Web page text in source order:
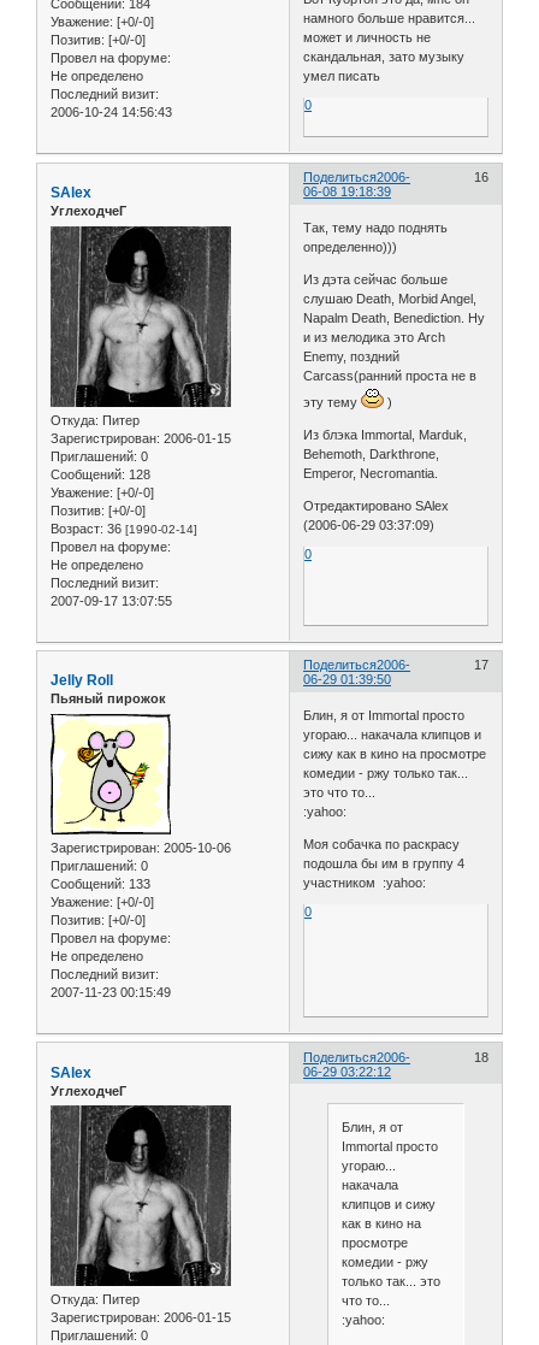
Сообщений: 184
Уважение: [+0/-0]
Позитив: [+0/-0]
Провел на форуме:
Не определено
Последний визит:
2006-10-24 14:56:43
намного больше нравится...
может и личность не
скандальная, зато музыку
умел писать
0
Поделиться 16
2006-
06-08 19:18:39
SAlex
УглеходчеГ
Откуда: Питер
Зарегистрирован: 2006-01-15
Приглашений: 0
Сообщений: 128
Уважение: [+0/-0]
Позитив: [+0/-0]
Возраст: 36 [1990-02-14]
Провел на форуме:
Не определено
Последний визит:
2007-09-17 13:07:55
Так, тему надо поднять
определенно)))
Из дэта сейчас больше
слушаю Death, Morbid Angel,
Napalm Death, Benediction. Ну
и из мелодика это Arch
Enemy, поздний
Carcass(ранний проста не в
эту тему
)
Из блэка Immortal, Marduk,
Behemoth, Darkthrone,
Emperor, Necromantia.
Отредактировано SAlex
(2006-06-29 03:37:09)
0
Поделиться 17
2006-
06-29 01:39:50
Jelly Roll
Пьяный пирожок
Зарегистрирован: 2005-10-06
Приглашений: 0
Сообщений: 133
Уважение: [+0/-0]
Позитив: [+0/-0]
Провел на форуме:
Не определено
Последний визит:
2007-11-23 00:15:49
Блин, я от Immortal просто
угораю... накачала клипцов и
сижу как в кино на просмотре
комедии - ржу только так...
это что то...
:yahoo:
Моя собачка по раскрасу
подошла бы им в группу 4
участником :yahoo:
0
Поделиться 18
2006-
06-29 03:22:12
SAlex
УглеходчеГ
Откуда: Питер
Зарегистрирован: 2006-01-15
Приглашений: 0
Блин, я от
Immortal просто
угораю...
накачала
клипцов и сижу
как в кино на
просмотре
комедии - ржу
только так... это
что то...
:yahoo: